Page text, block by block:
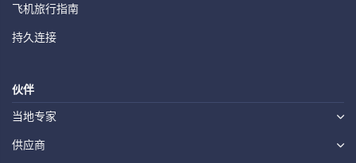
飞机旅行指南
持久连接
伙伴
当地专家
供应商